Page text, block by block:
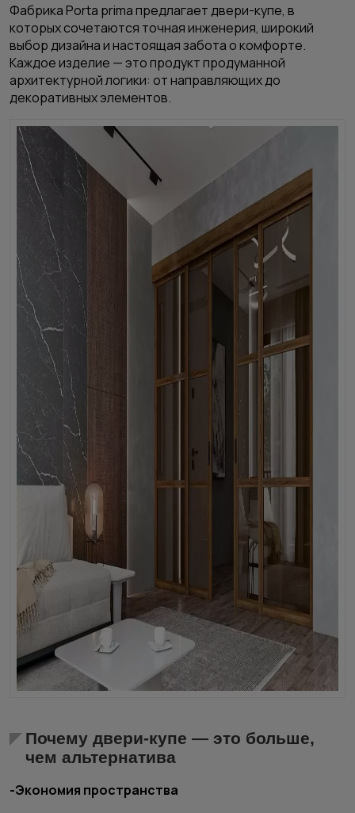
Фабрика Porta prima предлагает двери-купе, в
которых сочетаются точная инженерия, широкий
выбор дизайна и настоящая забота о комфорте.
Каждое изделие — это продукт продуманной
архитектурной логики: от направляющих до
декоративных элементов.
Почему двери-купе — это больше,
чем альтернатива
-Экономия пространства